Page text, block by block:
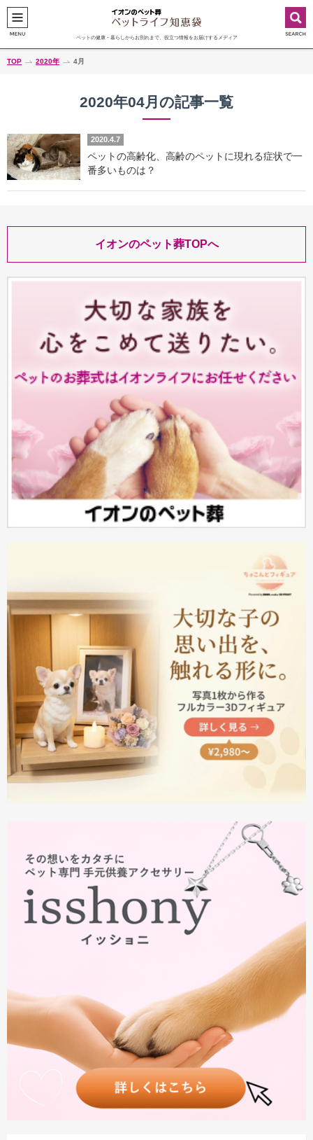
ペットの健康・暮らしからお別れまで、役立つ情報をお届けするメディア
TOP 2020年 4月
2020年04月の記事一覧
ペットの高齢化、高齢のペットに現れる症状で一
番多いものは？
2020.4.7
イオンのペット葬TOPへ